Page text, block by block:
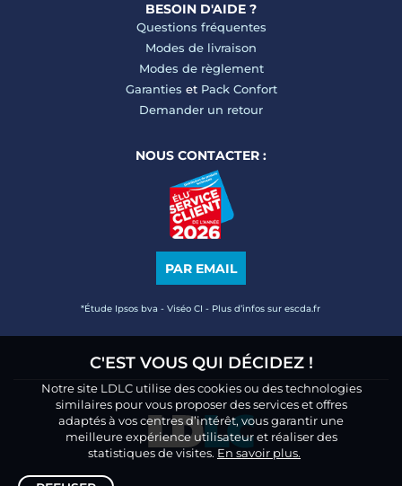
BESOIN D'AIDE ?
Questions fréquentes
Modes de livraison
Modes de règlement
Garanties et Pack Confort
Demander un retour
NOUS CONTACTER :
PAR EMAIL
*Étude Ipsos bva - Viséo CI - Plus d’infos sur escda.fr
C'EST VOUS QUI DÉCIDEZ !
Notre site LDLC utilise des cookies ou des technologies
similaires pour vous proposer des services et offres
adaptés à vos centres d’intérêt, vous garantir une
meilleure expérience utilisateur et réaliser des
statistiques de visites. En savoir plus.